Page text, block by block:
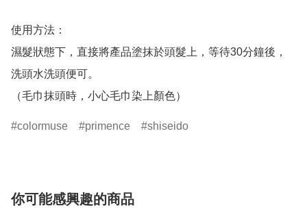
使用方法：
濕髮狀態下，直接將產品塗抹於頭髮上，等待30分鐘後，
洗頭水洗頭便可。
colormuse primence shiseido
你可能感興趣的商品